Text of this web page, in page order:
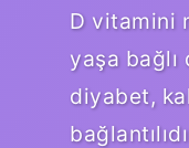
D vitamini
yaşa
diyabet,